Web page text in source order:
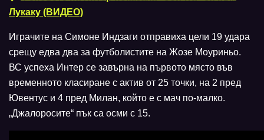
Лукаку (ВИДЕО)
Играчите на Симоне Индзаги отправиха цели 19 удара
срещу едва два за футболистите на Жозе Моуриньо.
ВС успеха Интер се завърна на първото място във
временното класиране с актив от 25 точки, на 2 пред
Ювентус и 4 пред Милан, който е с мач по-малко.
„Джалоросите“ пък са осми с 15.